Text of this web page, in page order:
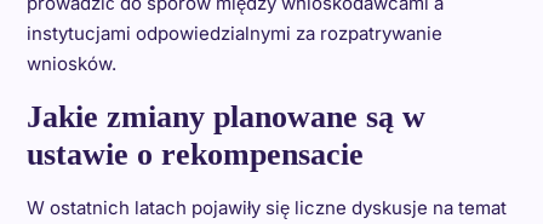
instytucjami odpowiedzialnymi za rozpatrywanie
wniosków.
Jakie zmiany planowane są w
ustawie o rekompensacie
W ostatnich latach pojawiły się liczne dyskusje na temat